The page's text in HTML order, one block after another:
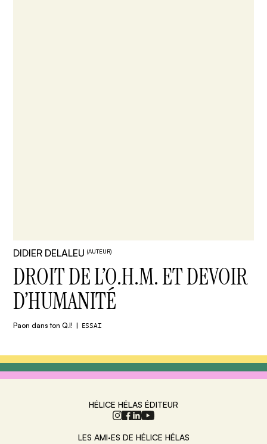
DIDIER DELALEU(AUTEUR)
DROIT DE L’O.H.M. ET DEVOIR
D’HUMANITÉ
Paon dans ton Q.I! ESSAI
HÉLICE HÉLAS ÉDITEUR
LES AMI·ES DE HÉLICE HÉLAS